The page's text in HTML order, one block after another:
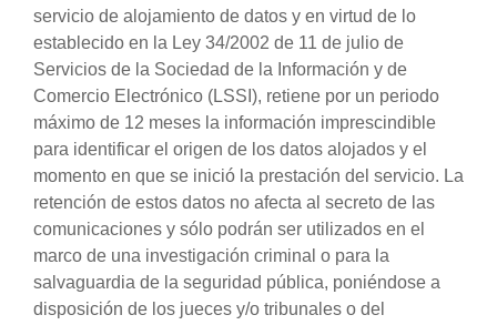
servicio de alojamiento de datos y en virtud de lo
establecido en la Ley 34/2002 de 11 de julio de
Servicios de la Sociedad de la Información y de
Comercio Electrónico (LSSI), retiene por un periodo
máximo de 12 meses la información imprescindible
para identificar el origen de los datos alojados y el
momento en que se inició la prestación del servicio. La
retención de estos datos no afecta al secreto de las
comunicaciones y sólo podrán ser utilizados en el
marco de una investigación criminal o para la
salvaguardia de la seguridad pública, poniéndose a
disposición de los jueces y/o tribunales o del